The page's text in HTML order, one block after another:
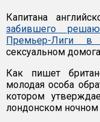
Капитана
забившего
Премьер-Лиги в
сексуальном
Как пишет
молодая особа
котором
лондонском ночном